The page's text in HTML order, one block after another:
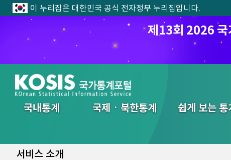
이 누리집은 대한민국 공식 전자정부 누리집입니다.
제13회 2026 국
국내통계 국제ㆍ북한통계 쉽게 보는 통
서비스 소개